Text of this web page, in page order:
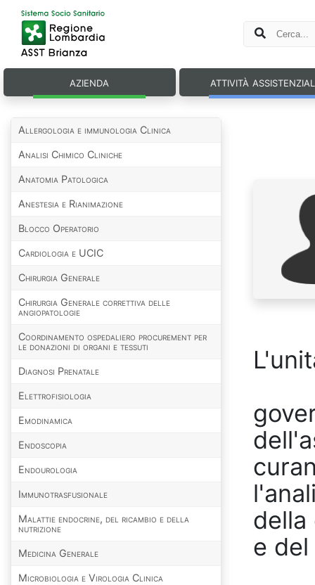
azienda attività
Allergologia e immunologia Clinica
Analisi Chimico Cliniche
Anatomia Patologica
Anestesia e Rianimazione
Blocco Operatorio
Cardiologia e UCIC
Chirurgia Generale
Chirurgia Generale correttiva delle
angiopatologie
Coordinamento ospedaliero procurement per
le donazioni di organi e tessuti
Diagnosi Prenatale
Elettrofisiologia
Emodinamica
Endoscopia
Endourologia
Immunotrasfusionale
Malattie endocrine, del ricambio e della
nutrizione
Medicina Generale
Microbiologia e Virologia Clinica
della
e